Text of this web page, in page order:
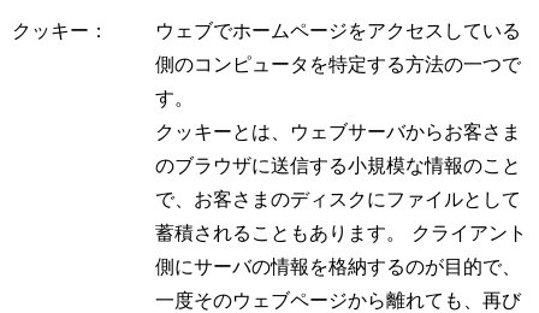
クッキー：
ウェブでホームページをアクセスしている
側のコンピュータを特定する方法の一つで
す。
クッキーとは、ウェブサーバからお客さま
のブラウザに送信する小規模な情報のこと
で、お客さまのディスクにファイルとして
蓄積されることもあります。 クライアント
側にサーバの情報を格納するのが目的で、
一度そのウェブページから離れても、再び